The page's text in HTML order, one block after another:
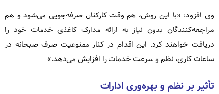
وی افزود: «با این روش، هم وقت کارکنان صرفه‌جویی می‌شود و هم
مراجعه‌کنندگان بدون نیاز به ارائه مدارک کاغذی خدمات خود را
دریافت خواهند کرد. این اقدام در کنار ممنوعیت صرف صبحانه در
ساعات کاری، نظم و سرعت خدمات را افزایش می‌دهد.»
تأثیر بر نظم و بهره‌وری ادارات